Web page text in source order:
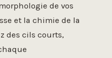
de vos
et la chimie de la
des cils courts,